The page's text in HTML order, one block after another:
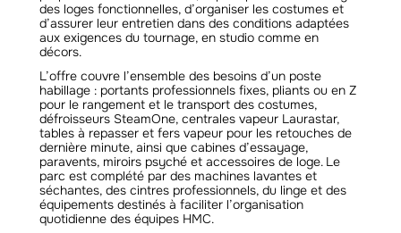
des loges fonctionnelles, d’organiser les costumes et
d’assurer leur entretien dans des conditions adaptées
aux exigences du tournage, en studio comme en
décors.
L’offre couvre l’ensemble des besoins d’un poste
habillage : portants professionnels fixes, pliants ou en Z
pour le rangement et le transport des costumes,
défroisseurs SteamOne, centrales vapeur Laurastar,
tables à repasser et fers vapeur pour les retouches de
dernière minute, ainsi que cabines d’essayage,
paravents, miroirs psyché et accessoires de loge. Le
parc est complété par des machines lavantes et
séchantes, des cintres professionnels, du linge et des
équipements destinés à faciliter l’organisation
quotidienne des équipes HMC.